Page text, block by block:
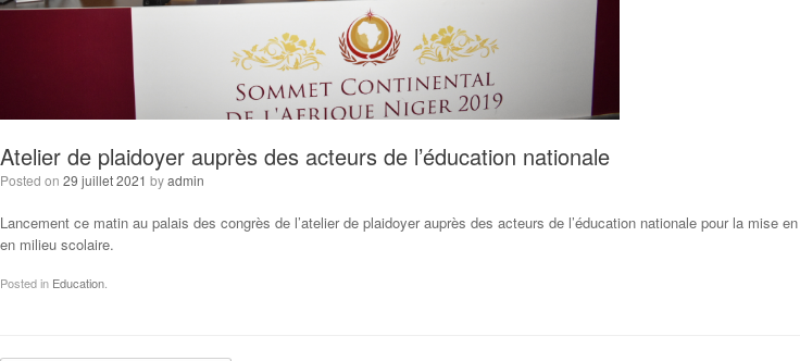
Atelier de plaidoyer auprès des acteurs de l’éducation nationale
Posted on 29 juillet 2021 byadmin
Lancement ce matin au palais des congrès de l’atelier de plaidoyer auprès des acteurs de l’éducation nationale pour la
en milieu scolaire.
Posted in Education